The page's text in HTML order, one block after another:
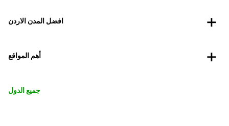
افضل المدن الاردن
أهم المواقع
جميع الدول